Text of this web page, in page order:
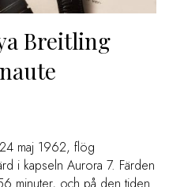
Breitling
maj 1962, flög
i kapseln Aurora 7. Färden